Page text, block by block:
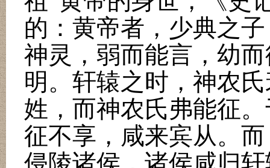
的：黄帝者，少典之
神灵，弱而能言，幼
明。轩辕之时，神农
姓，而神农氏弗能征
征不享，咸来宾从。